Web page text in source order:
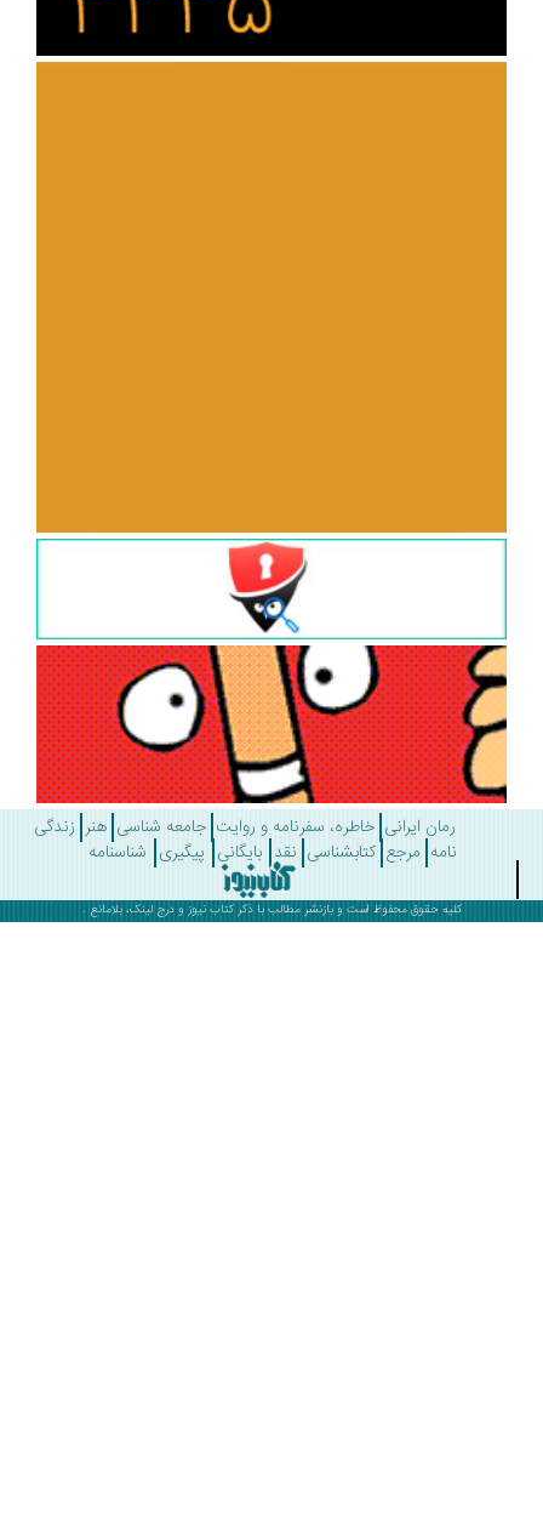
رمان ایرانی خاطره، سفرنامه و روایت جامعه شناسی هنر زندگی
مرجع کتابشناسی نقد بایگانی پیگیری شناسنامه
کلیه حقوق محفوظ است و بازنشر مطالب با ذکرکتاب نیوزو درج لینک، بلامانع .